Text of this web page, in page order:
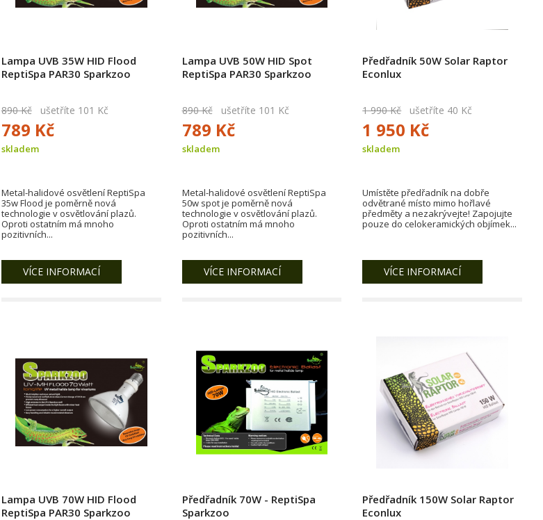
Lampa UVB 35W HID Flood
ReptiSpa PAR30 Sparkzoo
890 Kčušetříte 101 Kč
789 Kč
skladem
Metal-halidové osvětlení ReptiSpa
35w Flood je poměrně nová
technologie v osvětlování plazů.
Oproti ostatním má mnoho
pozitivních...
VÍCE INFORMACÍ
Lampa UVB 50W HID Spot
ReptiSpa PAR30 Sparkzoo
890 Kčušetříte 101 Kč
789 Kč
skladem
Metal-halidové osvětlení ReptiSpa
50w spot je poměrně nová
technologie v osvětlování plazů.
Oproti ostatním má mnoho
pozitivních...
VÍCE INFORMACÍ
Předřadník 50W Solar Raptor
Econlux
1 990 Kčušetříte 40 Kč
1 950 Kč
skladem
Umístěte předřadník na dobře
odvětrané místo mimo hořlavé
předměty a nezakrývejte! Zapojujte
pouze do celokeramických objímek...
VÍCE INFORMACÍ
Lampa UVB 70W HID Flood
ReptiSpa PAR30 Sparkzoo
Předřadník 70W - ReptiSpa
Sparkzoo
Předřadník 150W Solar Raptor
Econlux